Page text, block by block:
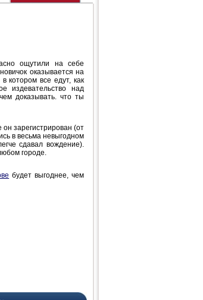
ощутили на себе
оказывается на
котором все едут, как
издевательство над
доказывать. что ты
зарегистрирован (от
в весьма невыгодном
сдавал вождение).
городе.
будет выгоднее, чем